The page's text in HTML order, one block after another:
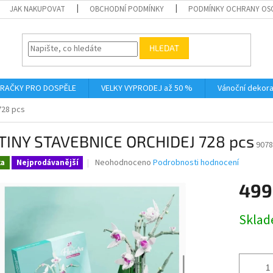
JAK NAKUPOVAT OBCHODNÍ PODMÍNKY PODMÍNKY OCHRANY
HLEDAT
PRO DOSPĚLE VELKY VYPRODEJ až 50 % Vánoční
pcs
STAVEBNICE ORCHIDEJ 728 pcs 9078
Nejprodávanější
Průměrné
produktu
hvězdiček.
Neohodnoceno Podrobnosti hodnocení
cena: